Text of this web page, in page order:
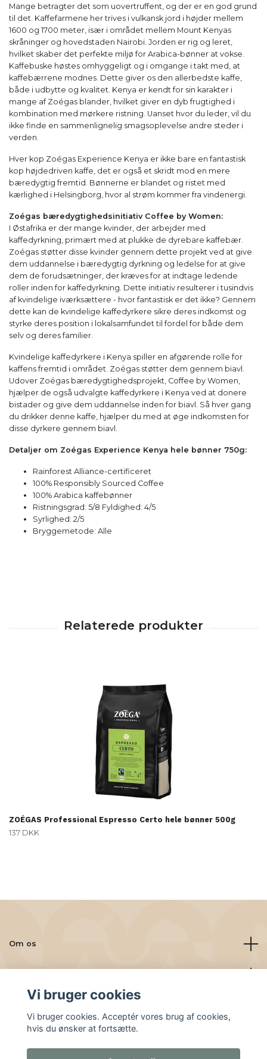
Mange betragter det som uovertruffent, og der er en god grund
til det. Kaffefarmene her trives i vulkansk jord i højder mellem
1600 og 1700 meter, især i området mellem Mount Kenyas
skråninger og hovedstaden Nairobi. Jorden er rig og leret,
hvilket skaber det perfekte miljø for Arabica-bønner at vokse.
Kaffebuske høstes omhyggeligt og i omgange i takt med, at
kaffebærrene modnes. Dette giver os den allerbedste kaffe,
både i udbytte og kvalitet. Kenya er kendt for sin karakter i
mange af Zoégas blander, hvilket giver en dyb frugtighed i
kombination med mørkere ristning. Uanset hvor du leder, vil du
ikke finde en sammenlignelig smagsoplevelse andre steder i
verden.
Hver kop Zoégas Experience Kenya er ikke bare en fantastisk
kop højdedriven kaffe, det er også et skridt mod en mere
bæredygtig fremtid. Bønnerne er blandet og ristet med
kærlighed i Helsingborg, hvor al strøm kommer fra vindenergi.
Zoégas bæredygtighedsinitiativ Coffee by Women:
I Østafrika er der mange kvinder, der arbejder med
kaffedyrkning, primært med at plukke de dyrebare kaffebær.
Zoégas støtter disse kvinder gennem dette projekt ved at give
dem uddannelse i bæredygtig dyrkning og ledelse for at give
dem de forudsætninger, der kræves for at indtage ledende
roller inden for kaffedyrkning. Dette initiativ resulterer i tusindvis
af kvindelige iværksættere - hvor fantastisk er det ikke? Gennem
dette kan de kvindelige kaffedyrkere sikre deres indkomst og
styrke deres position i lokalsamfundet til fordel for både dem
selv og deres familier.
Kvindelige kaffedyrkere i Kenya spiller en afgørende rolle for
kaffens fremtid i området. Zoégas støtter dem gennem biavl.
Udover Zoégas bæredygtighedsprojekt, Coffee by Women,
hjælper de også udvalgte kaffedyrkere i Kenya ved at donere
bistader og give dem uddannelse inden for biavl. Så hver gang
du drikker denne kaffe, hjælper du med at øge indkomsten for
disse dyrkere gennem biavl.
Detaljer om Zoégas Experience Kenya hele bønner 750g:
Rainforest Alliance-certificeret
100% Responsibly Sourced Coffee
100% Arabica kaffebønner
Ristningsgrad: 5/8 Fyldighed: 4/5
Syrlighed: 2/5
Bryggemetode: Alle
ZOÉGAS Professional Espresso Certo hele bønner 500g
137 DKK
Om os
Vi bruger cookies
Vi bruger cookies. Acceptér vores brug af cookies,
hvis du ønsker at fortsætte.